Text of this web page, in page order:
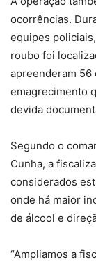
ocorrências.
equipes
roubo foi
apreenderam 56
emagrecimento
devida
Segundo o
Cunha, a
considerados
onde há maior
de álcool e
“Ampliamos a